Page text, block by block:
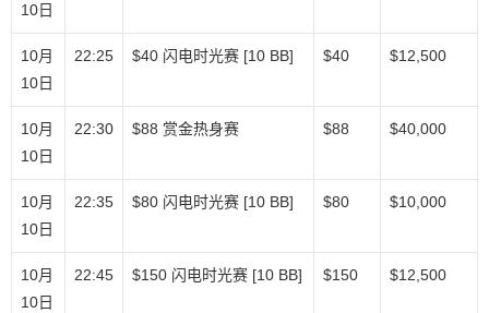
10日
10月
10日
22:25 $40 闪电时光赛 [10 BB] $40 $12,500
10月
10日
22:30 $88 赏金热身赛 $88 $40,000
10月
10日
22:35 $80 闪电时光赛 [10 BB] $80 $10,000
10月
10日
22:45 $150 闪电时光赛 [10 BB] $150 $12,500